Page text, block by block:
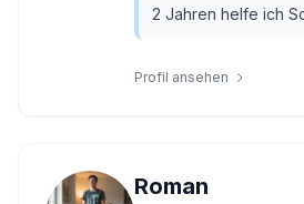
2 Jahren helfe ich
Profil ansehen
Roman